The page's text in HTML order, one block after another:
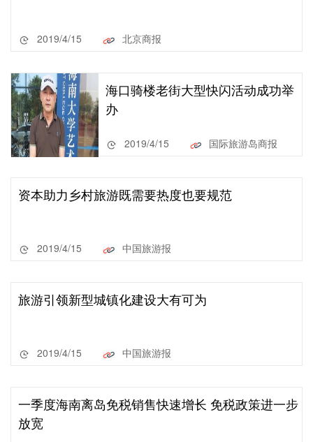
2019/4/15 北京商报
海口骑楼老街大型快闪活动成功举
办
2019/4/15 国际旅游岛商报
资本助力乡村旅游既需要热度也要规范
2019/4/15 中国旅游报
旅游引领新型城镇化建设大有可为
2019/4/15 中国旅游报
一季度海南离岛免税销售快速增长 免税政策进一步
放宽